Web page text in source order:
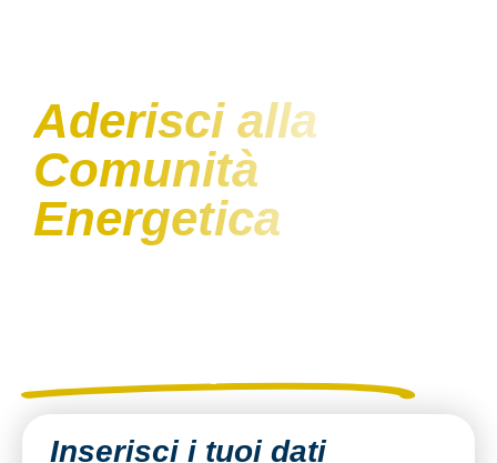
Aderisci alla
Comunità
Energetica
Inserisci i tuoi dati